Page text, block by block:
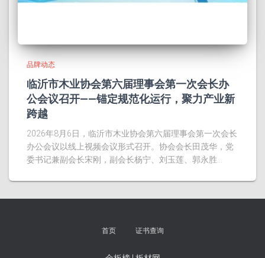
品牌动态
临沂市木业协会第六届理事会第一次会长办
公会议召开——锚定规范化运行，聚力产业新
跨越
2026年8月6日，临沂市木业协会第六届理事会第一次会长
办公会议以线上视频会议形式召开。协会会长田茂华，党
委书记兼副会长宋刚，副会长杨宁、刘玉莲、郭永胜…
首页 证书查询